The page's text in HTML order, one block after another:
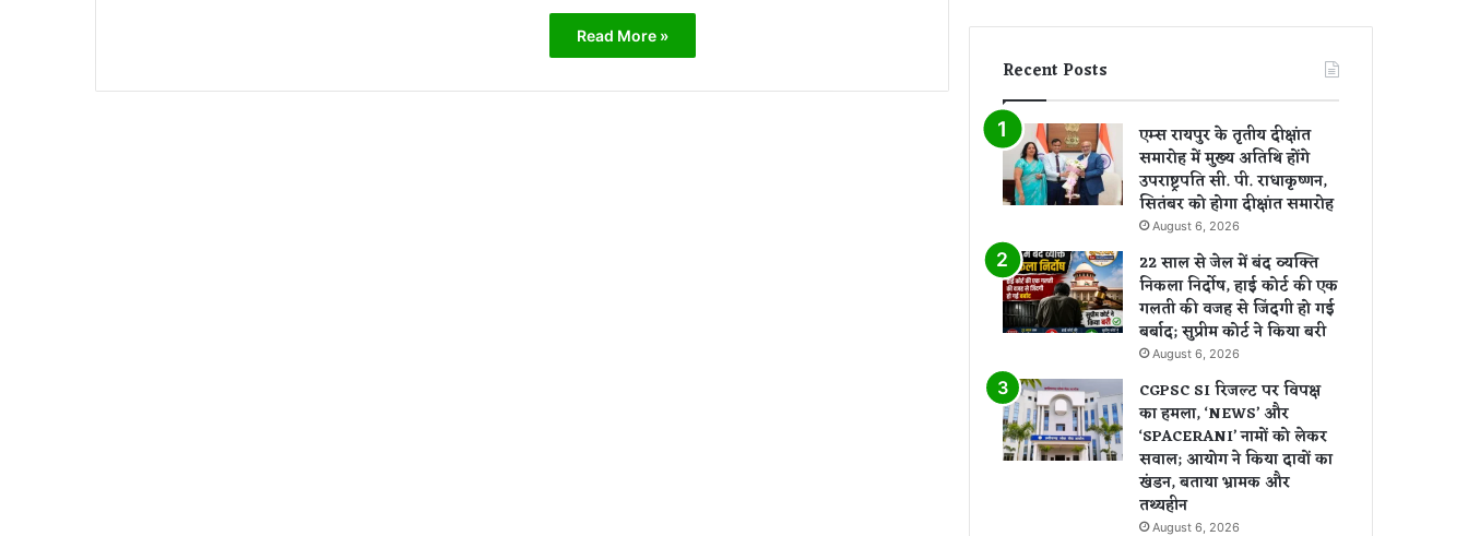
Read More »
Recent Posts
एम्स रायपुर के तृतीय दीक्षांत
समारोह में मुख्य अतिथि होंगे
उपराष्ट्रपति सी. पी. राधाकृष्णन,
सितंबर को होगा दीक्षांत समारोह
August 6, 2026
22 साल से जेल में बंद व्यक्ति
निकला निर्दोष, हाई कोर्ट की एक
गलती की वजह से जिंदगी हो गई
बर्बाद; सुप्रीम कोर्ट ने किया बरी
August 6, 2026
CGPSC SI रिजल्ट पर विपक्ष
का हमला, ‘NEWS’ और
‘SPACERANI’ नामों को लेकर
सवाल; आयोग ने किया दावों का
खंडन, बताया भ्रामक और
तथ्यहीन
August 6, 2026